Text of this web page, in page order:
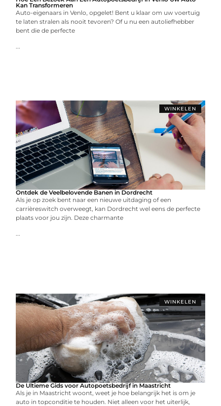
Kan Transformeren
Auto-eigenaars in Venlo, opgelet! Bent u klaar om uw voertuig
te laten stralen als nooit tevoren? Of u nu een autoliefhebber
bent die de perfecte
...
WINKELEN
Ontdek de Veelbelovende Banen in Dordrecht
Als je op zoek bent naar een nieuwe uitdaging of een
carrièreswitch overweegt, kan Dordrecht wel eens de perfecte
plaats voor jou zijn. Deze charmante
...
WINKELEN
De Ultieme Gids voor Autopoetsbedrijf in Maastricht
Als je in Maastricht woont, weet je hoe belangrijk het is om je
auto in topconditie te houden. Niet alleen voor het uiterlijk,